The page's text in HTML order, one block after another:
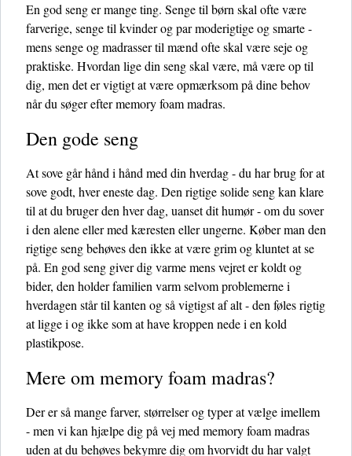
En god seng er mange ting. Senge til børn skal ofte være
farverige, senge til kvinder og par moderigtige og smarte -
mens senge og madrasser til mænd ofte skal være seje og
praktiske. Hvordan lige din seng skal være, må være op til
dig, men det er vigtigt at være opmærksom på dine behov
når du søger efter memory foam madras.
Den gode seng
At sove går hånd i hånd med din hverdag - du har brug for at
sove godt, hver eneste dag. Den rigtige solide seng kan klare
til at du bruger den hver dag, uanset dit humør - om du sover
i den alene eller med kæresten eller ungerne. Køber man den
rigtige seng behøves den ikke at være grim og kluntet at se
på. En god seng giver dig varme mens vejret er koldt og
bider, den holder familien varm selvom problemerne i
hverdagen står til kanten og så vigtigst af alt - den føles rigtig
at ligge i og ikke som at have kroppen nede i en kold
plastikpose.
Mere om memory foam madras?
Der er så mange farver, størrelser og typer at vælge imellem
- men vi kan hjælpe dig på vej med memory foam madras
uden at du behøves bekymre dig om hvorvidt du har valgt